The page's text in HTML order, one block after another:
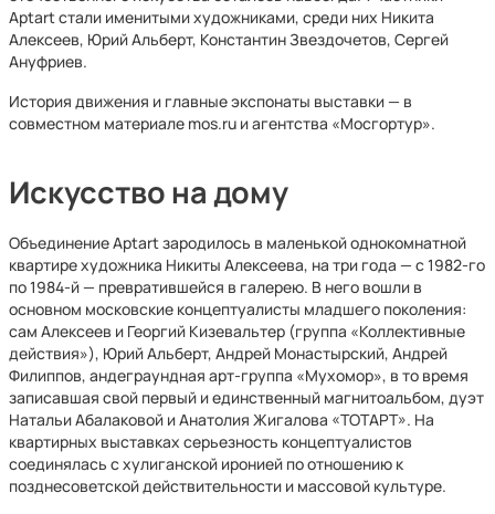
Aptart стали именитыми художниками, среди них Никита
Алексеев, Юрий Альберт, Константин Звездочетов, Сергей
Ануфриев.
История движения и главные экспонаты выставки — в
совместном материале mos.ru и агентства «Мосгортур».
Искусство на дому
Объединение Aptart зародилось в маленькой однокомнатной
квартире художника Никиты Алексеева, на три года — с 1982-го
по 1984-й — превратившейся в галерею. В него вошли в
основном московские концептуалисты младшего поколения:
сам Алексеев и Георгий Кизевальтер (группа «Коллективные
действия»), Юрий Альберт, Андрей Монастырский, Андрей
Филиппов, андеграундная арт-группа «Мухомор», в то время
записавшая свой первый и единственный магнитоальбом, дуэт
Натальи Абалаковой и Анатолия Жигалова «ТОТАРТ». На
квартирных выставках серьезность концептуалистов
соединялась с хулиганской иронией по отношению к
позднесоветской действительности и массовой культуре.